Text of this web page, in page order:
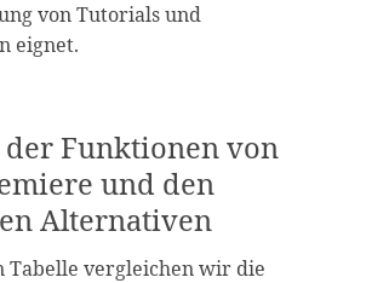
von Tutorials und
eignet.
Funktionen von
und den
Alternativen
Tabelle vergleichen wir die